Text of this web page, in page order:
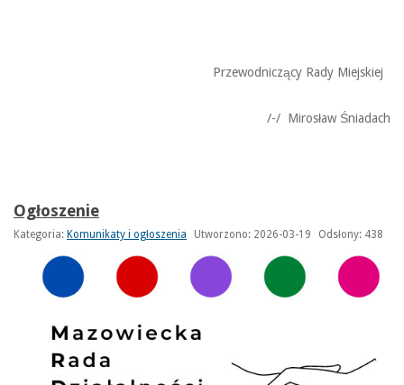
Przewodniczący Rady Miejskiej
/-/ Mirosław Śniadach
Ogłoszenie
Kategoria: Komunikaty i ogłoszenia Utworzono: 2026-03-19 Odsłony: 438